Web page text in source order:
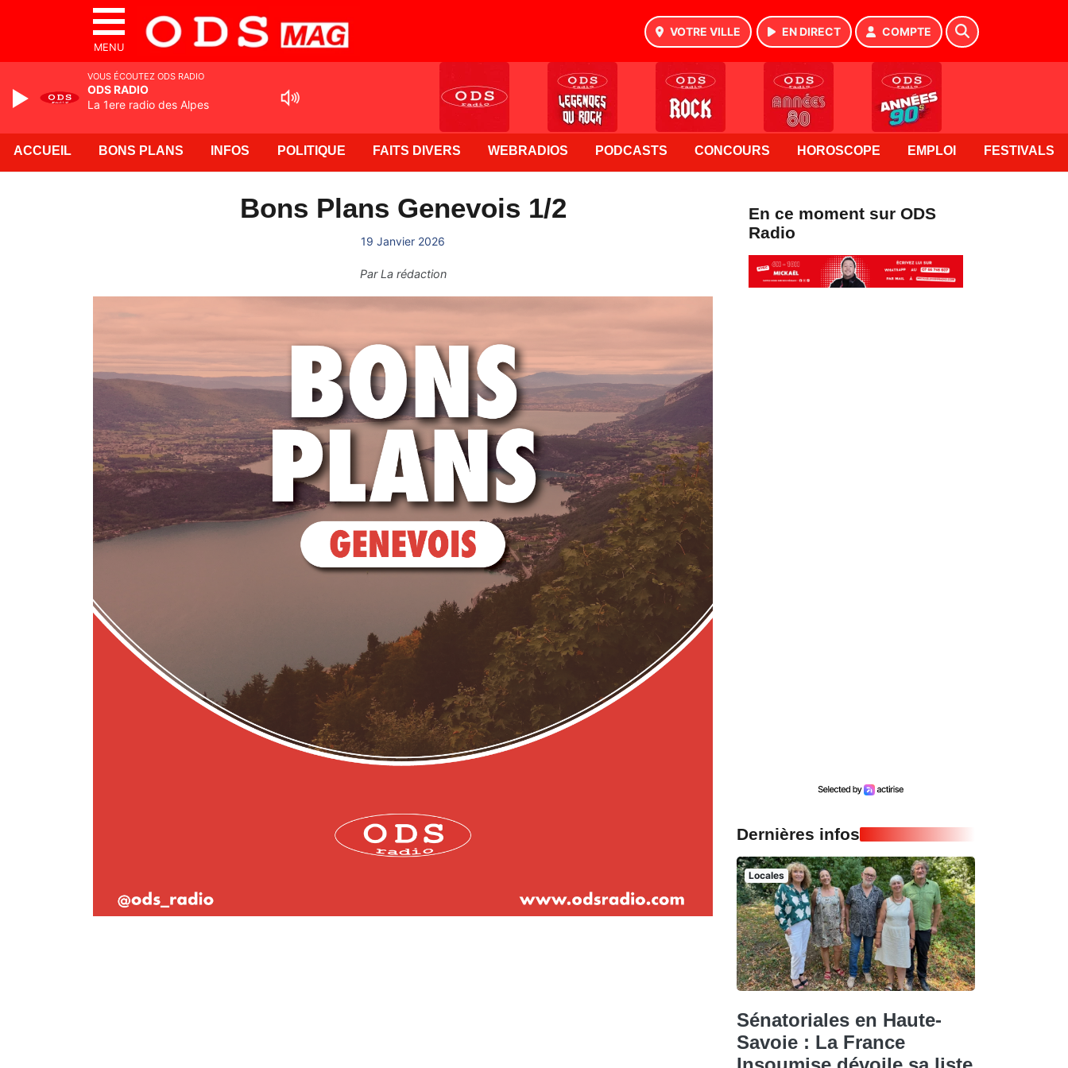
MENU
VOTRE VILLE EN DIRECT COMPTE
ACCUEIL BONS PLANS INFOS POLITIQUE FAITS DIVERS WEBRADIOS PODCASTS CONCOURS HOROSCOPE EMPLOI FESTIVALS
Bons Plans Genevois 1/2
19 Janvier 2026
ParLa rédaction
En ce moment sur ODS
Radio
Dernières infos
Locales
Sénatoriales en Haute-
Savoie : La France
VOUS ÉCOUTEZ ODS RADIO
ODS RADIO
La 1ere radio des Alpes